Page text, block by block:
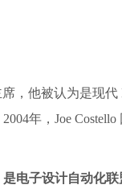
席，他被认为是现
年，Joe
电子设计自动化